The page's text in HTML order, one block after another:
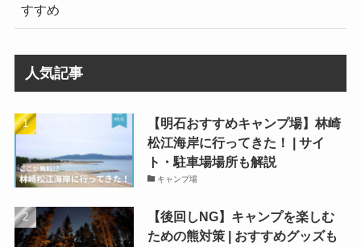
すすめ
人気記事
【明石おすすめキャンプ場】林崎
松江海岸に行ってきた！ | サイ
ト・駐車場場所も解説
キャンプ場
【後回しNG】キャンプを楽しむ
ための熊対策 | おすすめグッズも